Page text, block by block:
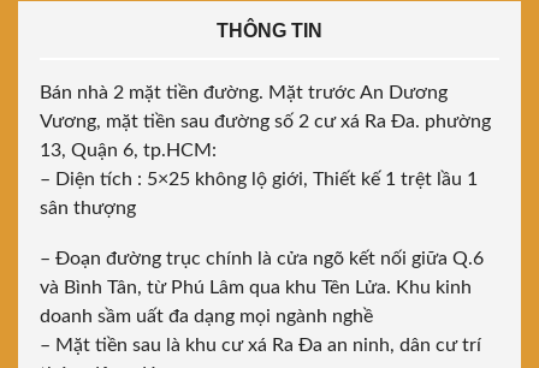
THÔNG TIN
Bán nhà 2 mặt tiền đường. Mặt trước An Dương
Vương, mặt tiền sau đường số 2 cư xá Ra Đa. phường
13, Quận 6, tp.HCM:
– Diện tích : 5×25 không lộ giới, Thiết kế 1 trệt lầu 1
sân thượng
– Đoạn đường trục chính là cửa ngõ kết nối giữa Q.6
và Bình Tân, từ Phú Lâm qua khu Tên Lửa. Khu kinh
doanh sầm uất đa dạng mọi ngành nghề
– Mặt tiền sau là khu cư xá Ra Đa an ninh, dân cư trí